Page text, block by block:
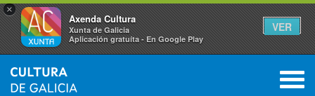
×
Axenda Cultura
Xunta de Galicia
Aplicación gratuíta - En Google Play
VER
INICIO 0